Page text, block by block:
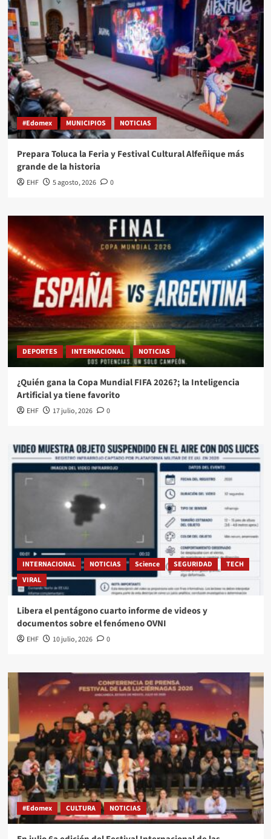
#Edomex MUNICIPIOS NOTICIAS
Prepara Toluca la Feria y Festival Cultural Alfeñique más
grande de la historia
EHF 5 agosto, 2026 0
DEPORTES INTERNACIONAL NOTICIAS
¿Quién gana la Copa Mundial FIFA 2026?; la Inteligencia
Artificial ya tiene favorito
EHF 17 julio, 2026 0
INTERNACIONAL NOTICIAS Science SEGURIDAD
TECH
VIRAL
Libera el pentágono cuarto informe de videos y
documentos sobre el fenómeno OVNI
EHF 10 julio, 2026 0
#Edomex CULTURA NOTICIAS